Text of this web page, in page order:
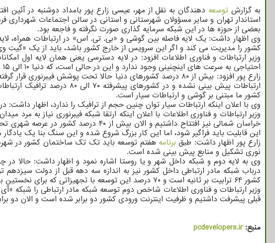
به گزارش توسعه دهندگان به نقل از مهر، عیسی زارع پور بامداد دوشنبه در آئین
استاندار تهران و سایر مسؤولان شهرستانی و استانی در سالن اجتماعات
بعضی از حوزه ها در این شبکه سرمایه گذاری صورت نگرفته و فاجعه بود.
وی اظهار داشت: یک لایه فاصله بین گوشی و «بی. تی. اس» در ارتباطات همراه،
کشور را مدیریت می کند و اگر این سرویس از خارج کشور باشد، باید از یک «گیت
وزیر ارتباطات و فناوری اطلاعات افزود: در لایه دسترسی یعنی همان لایه اول
احتیاجی به سرعت های اینچنینی وجود ندارد و این در حالی است، که دنیا ۱۰ الی ۱۵ سال است، که در عرصه ارتباطات ثابت مبتنی بر فیبر نوری با آینده نگری کار کرده است.
زارع پور افزود: بیش از ۸۰ درصد کشورهای دنیا حالا تحت پوشش
کشور ما مبتنی بر گوشی و ارتباطات سیار است.
وی با اعلان اینکه ارتباطات سیار توان چنین حجم از ترافیک را ندارد، اظهار داشت:
این قابلیت باید فراگیر شود، اما این کار بزرگ شروع شده و این سنگ بنا یک
زارع پور اظهار داشت: طبق برنامه هفتم توسعه باید تک تک ساختمان کشور در
نوری تشکیل و منابع پیش بینی شده است.
وی به لایه دوم و شبکه داخل شهر و یا روستا اشاره نمود و اظهار داشت: حالا
کشور ۶۴ ترابیت بر ثانیه است و ۷۰ درصد این توسعه با تجهیزاتی که برای نخستین بار در کشور تولید شد انجام دادیم و الان جمهوری اسلامی جزو پنج، شش کشور تولید کننده تجهیزات ارتباطی است.
قبلی پیشرفت داشتیم و ظرفیت اینترنت ورودی کشور دو برابر شده است و الان دو
منبع:pcdevelopers.ir